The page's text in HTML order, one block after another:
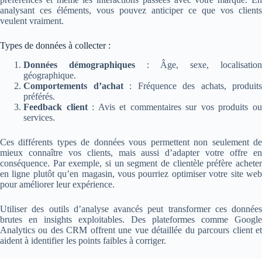
analysant ces éléments, vous pouvez anticiper ce que vos clients
veulent vraiment.
Types de données à collecter :
Données démographiques: Âge, sexe, localisation
géographique.
Comportements d’achat: Fréquence des achats, produits
préférés.
Feedback client: Avis et commentaires sur vos produits ou
services.
Ces différents types de données vous permettent non seulement de
mieux connaître vos clients, mais aussi d’adapter votre offre en
conséquence. Par exemple, si un segment de clientèle préfère acheter
en ligne plutôt qu’en magasin, vous pourriez optimiser votre site web
pour améliorer leur expérience.
Utiliser des outils d’analyse avancés peut transformer ces données
brutes en insights exploitables. Des plateformes comme Google
Analytics ou des CRM offrent une vue détaillée du parcours client et
aident à identifier les points faibles à corriger.